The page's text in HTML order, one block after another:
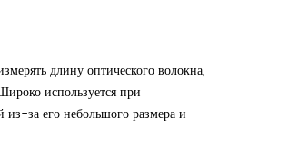
длину оптического волокна,
используется при
из-за его небольшого размера и